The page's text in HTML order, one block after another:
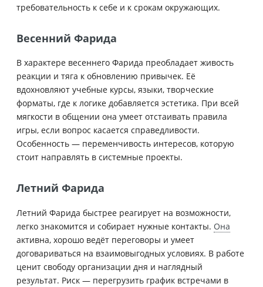
требовательность к себе и к срокам окружающих.
Весенний Фарида
В характере весеннего Фарида преобладает живость
реакции и тяга к обновлению привычек. Её
вдохновляют учебные курсы, языки, творческие
форматы, где к логике добавляется эстетика. При всей
мягкости в общении она умеет отстаивать правила
игры, если вопрос касается справедливости.
Особенность — переменчивость интересов, которую
стоит направлять в системные проекты.
Летний Фарида
Летний Фарида быстрее реагирует на возможности,
легко знакомится и собирает нужные контакты. Она
активна, хорошо ведёт переговоры и умеет
договариваться на взаимовыгодных условиях. В работе
ценит свободу организации дня и наглядный
результат. Риск — перегрузить график встречами в